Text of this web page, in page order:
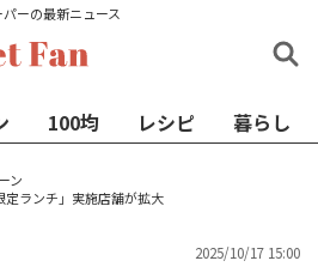
ーの最新ニュース
100均 レシピ 暮らし
ン
定ランチ」実施店舗が拡大
2025/10/17 15:00